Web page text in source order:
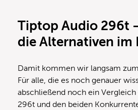
Tiptop Audio 296t
die Alternativen im
Damit kommen wir langsam zum
Für alle, die es noch genauer
abschließend noch ein
296t und den beiden